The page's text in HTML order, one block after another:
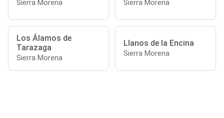
Sierra Morena Sierra Morena
Los Álamos de
Tarazaga
Sierra Morena
Llanos de la Encina
Sierra Morena